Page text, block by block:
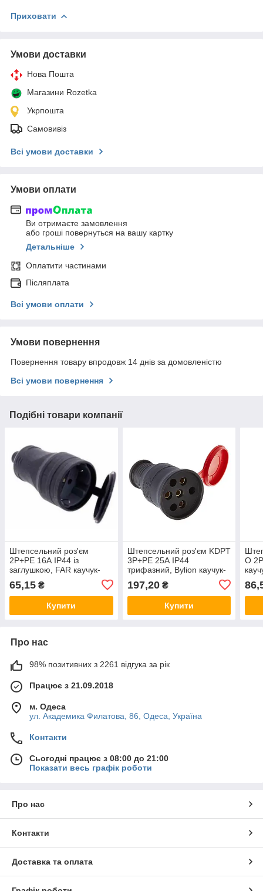
Приховати
Умови доставки
Нова Пошта
Магазини Rozetka
Укрпошта
Самовивіз
Всі умови доставки
Умови оплати
Ви отримаєте замовлення
або гроші повернуться на вашу картку
Детальніше
Оплатити частинами
Післяплата
Всі умови оплати
Умови повернення
Повернення товару впродовж 14 днів за домовленістю
Всі умови повернення
Подібні товари компанії
Штепсельний роз'єм
2Р+РЕ 16А IP44 із
заглушкою, FAR каучук-
переносна
65,15 ₴
Купити
Штепсельний роз'єм KDPT
3Р+РЕ 25А IP44
трифазний, Bylion каучук-
смик, каучукова розетка
силова
197,20₴
Купити
O
Про нас
98% позитивних з 2261 відгука за рік
Працює з 21.09.2018
м. Одеса
ул. Академика Филатова, 86, Одеса, Україна
Контакти
Сьогодні працює з 08:00 до 21:00
Показати весь графік роботи
Про нас
Контакти
Доставка та оплата